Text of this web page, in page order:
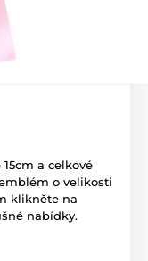
a celkové
o velikosti
klikněte na
nabídky.